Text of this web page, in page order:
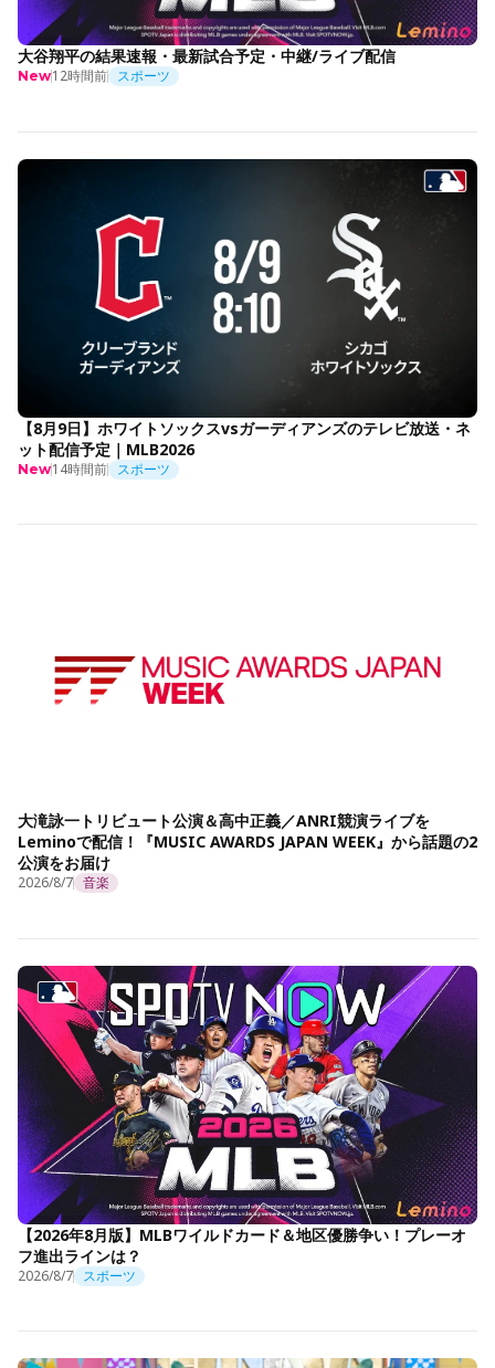
大谷翔平の結果速報・最新試合予定・中継/ライブ配信
New12時間前 スポーツ
【8月9日】ホワイトソックスvsガーディアンズのテレビ放送・ネ
ット配信予定｜MLB2026
New14時間前 スポーツ
大滝詠一トリビュート公演＆高中正義／ANRI競演ライブを
Leminoで配信！『MUSIC AWARDS JAPAN WEEK』から話題の2
公演をお届け
2026/8/7 音楽
【2026年8月版】MLBワイルドカード＆地区優勝争い！プレーオ
フ進出ラインは？
2026/8/7 スポーツ